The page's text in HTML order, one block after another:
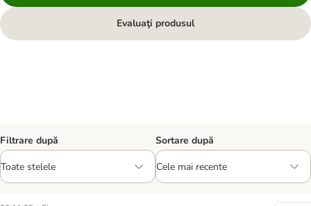
Evaluaţi produsul
Filtrare după Sortare după